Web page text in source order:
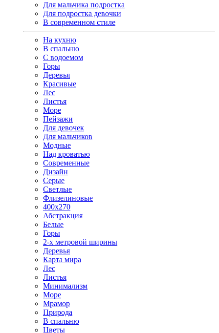
Для мальчика подростка
Для подростка девочки
В современном стиле
На кухню
В спальню
С водоемом
Горы
Деревья
Красивые
Лес
Листья
Море
Пейзажи
Для девочек
Для мальчиков
Модные
Над кроватью
Современные
Дизайн
Серые
Светлые
Флизелиновые
400х270
Абстракция
Белые
Горы
2-х метровой ширины
Деревья
Карта мира
Лес
Листья
Минимализм
Море
Мрамор
Природа
В спальню
Цветы